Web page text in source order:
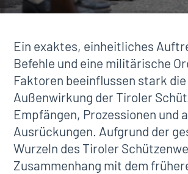
Ein exaktes, einheitliches
Befehle und eine militärische
Faktoren beeinflussen stark die
Außenwirkung der Tiroler
Empfängen, Prozessionen und
Ausrückungen. Aufgrund der
Wurzeln des Tiroler
Zusammenhang mit dem